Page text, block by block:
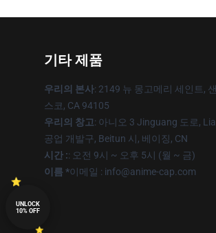
기타 제품
우리의 본사: 2149 뉴 몽고메리 세인트,
스코, CA 94105
우리의 창고: 아니오 3 Jinguang 도로,
공업 개발구, Beitun 시, 베이징, CN
시간 :: 오전 9시 ~ 오후 5시 (월 ~ 금)
이름 *이메일 : info@anime-cap.com
UNLOCK
10% OFF